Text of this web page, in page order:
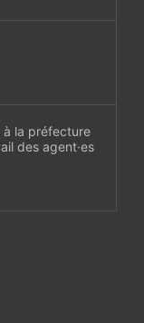
à la préfecture
des agent·es